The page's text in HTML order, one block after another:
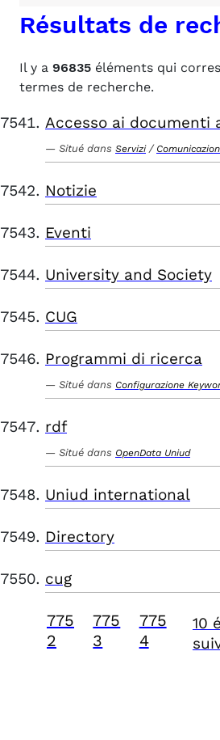
Résultats de
Il y a 96835 éléments qui
termes de recherche.
Accesso ai documenti
Situé dans Servizi /
Notizie
Eventi
University and Society
CUG
Programmi di ricerca
Situé dans Configurazione
rdf
Situé dans OpenData Uniud
Uniud international
Directory
cug
775
2
775
3
775
4
10